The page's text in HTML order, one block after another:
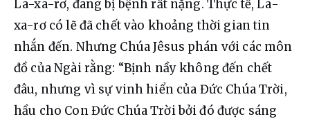
La-xa-rơ, đang bị bệnh rất nặng. Thực tế, La-
xa-rơ có lẽ đã chết vào khoảng thời gian tin
nhắn đến. Nhưng Chúa Jêsus phán với các môn
đồ của Ngài rằng: “Bịnh nầy không đến chết
đâu, nhưng vì sự vinh hiển của Đức Chúa Trời,
hầu cho Con Đức Chúa Trời bởi đó được sáng